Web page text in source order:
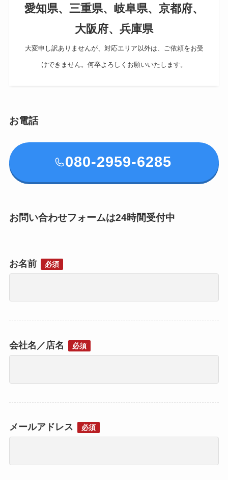
愛知県、三重県、岐阜県、京都府、
大阪府、兵庫県
大変申し訳ありませんが、対応エリア以外は、ご依頼をお受
けできません。何卒よろしくお願いいたします。
お電話
080-2959-6285
お問い合わせフォームは24時間受付中
お名前 必須
会社名／店名 必須
メールアドレス 必須